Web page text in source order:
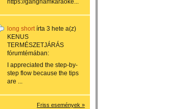
https://gangnamkaraoke...
long shortírta 3 hete a(z)
KENUS
TERMÉSZETJÁRÁS
fórumtémában:
I appreciated the step-by-
step flow because the tips
are ...
Friss események »